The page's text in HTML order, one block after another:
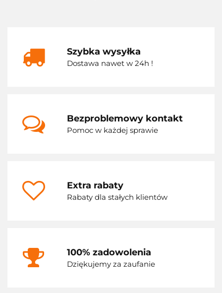
Szybka wysyłka
Dostawa nawet w 24h !
Bezproblemowy kontakt
Pomoc w każdej sprawie
Extra rabaty
Rabaty dla stałych klientów
100% zadowolenia
Dziękujemy za zaufanie